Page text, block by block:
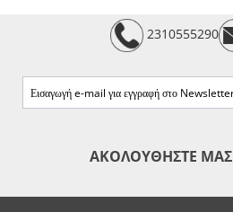
2310555290
ΑΚΟΛΟΥΘΗΣΤΕ ΜΑΣ